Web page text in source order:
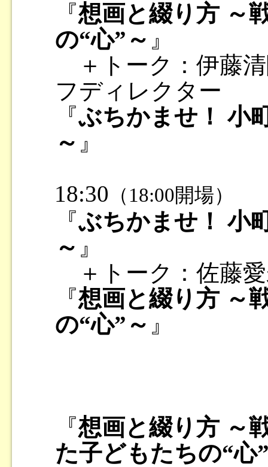
『想画と綴り方 ～
の“心”～ 』
＋トーク：伊藤
フディレクター
『ぶちかませ！ 小
～ 』
18:30 （18:00開場）
『ぶちかませ！ 小
～ 』
＋トーク：佐藤
『想画と綴り方 ～
の“心”～ 』
『想画と綴り方 ～
た子どもたちの“心